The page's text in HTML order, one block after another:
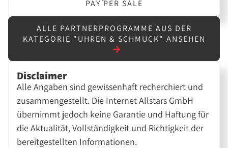
PAY PER SALE
ALLE PARTNERPROGRAMME AUS DER
KATEGORIE "UHREN & SCHMUCK" ANSEHEN
Disclaimer
Alle Angaben sind gewissenhaft recherchiert und
zusammengestellt. Die Internet Allstars GmbH
übernimmt jedoch keine Garantie und Haftung für
die Aktualität, Vollständigkeit und Richtigkeit der
bereitgestellten Informationen.